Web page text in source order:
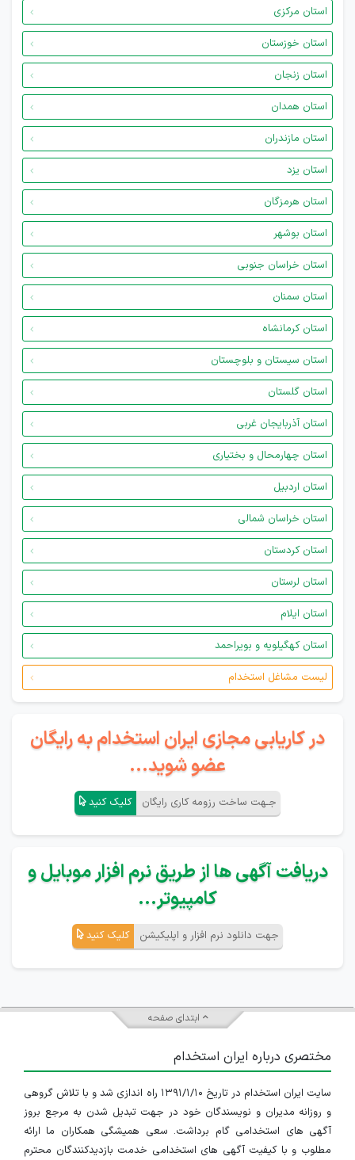
استان مرکزی
استان خوزستان
استان زنجان
استان همدان
استان مازندران
استان یزد
استان هرمزگان
استان بوشهر
استان خراسان جنوبی
استان سمنان
استان کرمانشاه
استان سیستان و بلوچستان
استان گلستان
استان آذربایجان غربی
استان چهارمحال و بختیاری
استان اردبیل
استان خراسان شمالی
استان کردستان
استان لرستان
استان ایلام
استان کهگیلویه و بویراحمد
لیست مشاغل استخدام
در کاریابی مجازی ایران استخدام به رایگان
عضو شوید...
جـهت ساخت رزومه کاری رایگان کلیک کنید
دریافت آگهی ها از طریق نرم افزار موبایل و
کامپیوتر...
جهت دانلود نرم افزار و اپلیکیشن کلیک کنید
ابتدای صفحه
مختصری درباره ایران استخدام
سایت ایران استخدام در تاریخ ۱۳۹۱/۱/۱۰ راه اندازی شد و با تلاش گروهی
و روزانه مدیران و نویسندگان خود در جهت تبدیل شدن به مرجع بروز
آگهی های استخدامی گام برداشت. سعی همیشگی همکاران ما ارائه
مطلوب و با کیفیت آگهی های استخدامی خدمت بازدیدکنندگان محترم